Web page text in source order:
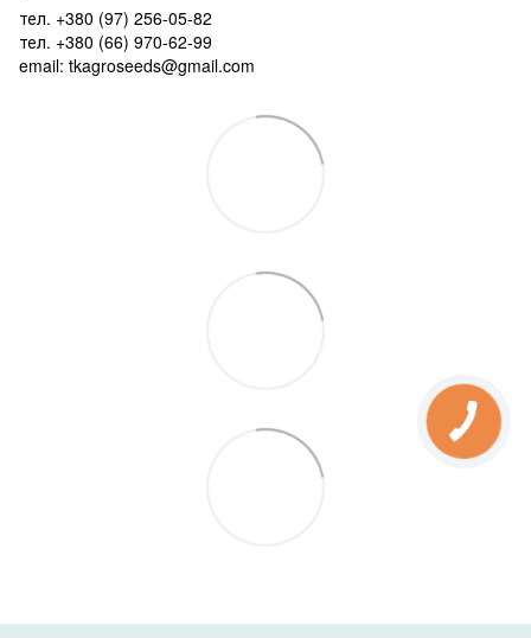
тел. +380 (97) 256-05-82
тел. +380 (66) 970-62-99
email: tkagroseeds@gmail.com